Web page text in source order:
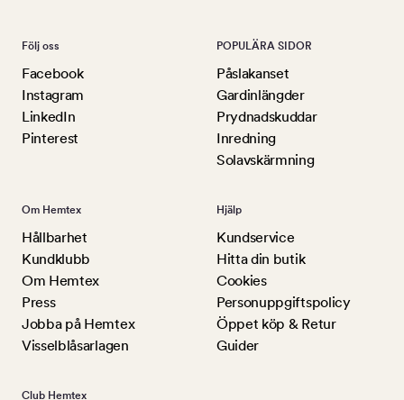
Följ oss
Facebook
Instagram
LinkedIn
Pinterest
POPULÄRA SIDOR
Påslakanset
Gardinlängder
Prydnadskuddar
Inredning
Solavskärmning
Om Hemtex
Hållbarhet
Kundklubb
Om Hemtex
Press
Jobba på Hemtex
Visselblåsarlagen
Hjälp
Kundservice
Hitta din butik
Cookies
Personuppgiftspolicy
Öppet köp & Retur
Guider
Club Hemtex